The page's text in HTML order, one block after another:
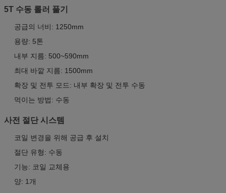
5T 수동 롤러 풀기
공급의 너비: 1250mm
용량: 5톤
내부 지름: 500~590mm
최대 바깥 지름: 1500mm
확장 및 전투 모드: 내부 확장 및 전투 수동
먹이는 방법: 수동
사전 절단 시스템
코일 변경을 위해 공급 후 설치
절단 유형: 수동
기능: 코일 교체용
양: 1개